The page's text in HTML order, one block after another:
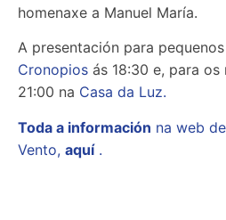
homenaxe a Manuel María.
A presentación para
Cronopios ás 18:30 e, para
21:00 na Casa da Luz.
Toda a información na web
Vento, aquí.